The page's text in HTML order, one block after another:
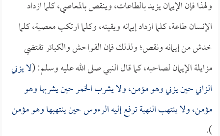
ولهذا فإن الإيمان يزيد بالطاعات، وينقص بالمعاصي، كلما ازداد
الإنسان طاعة، كلما ازداد إيمانه ويقينه، وكلما ارتكب معصية، كلما
خدش من إيمانه ونقص؛ ولذلك فإن الفواحش والكبائر تقتضي
مزايلة الإيمان لصاحبه، كما قال النبي صلى الله عليه وسلم: (لا يزني
الزاني حين يزني وهو مؤمن، ولا يشرب الخمر حين يشربها وهو
مؤمن، ولا ينتهب النهبة ترفع إليه الرءوس حين ينتهبها وهو مؤمن
).